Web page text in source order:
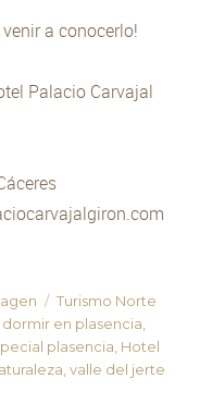
a conocerlo!
Palacio Carvajal
Categorías
Turismo Norte
dormir en plasencia
plasencia Hotel
,valle del jerte